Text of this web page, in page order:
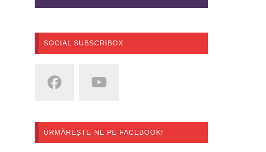
SOCIAL SUBSCRIBOX
URMĂREȘTE-NE PE FACEBOOK!